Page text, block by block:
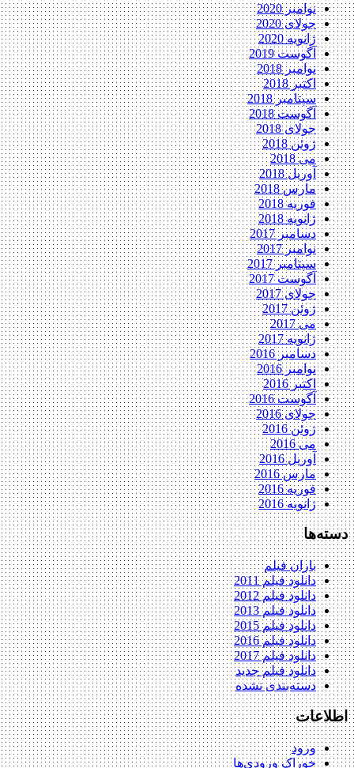
نوامبر 2020
جولای 2020
ژانویه 2020
آگوست 2019
نوامبر 2018
اکتبر 2018
سپتامبر 2018
آگوست 2018
جولای 2018
ژوئن 2018
می 2018
آوریل 2018
مارس 2018
فوریه 2018
ژانویه 2018
دسامبر 2017
نوامبر 2017
سپتامبر 2017
آگوست 2017
جولای 2017
ژوئن 2017
می 2017
ژانویه 2017
دسامبر 2016
نوامبر 2016
اکتبر 2016
آگوست 2016
جولای 2016
ژوئن 2016
می 2016
آوریل 2016
مارس 2016
فوریه 2016
ژانویه 2016
دسته‌ها
باران فیلم
دانلود فیلم 2011
دانلود فیلم 2012
دانلود فیلم 2013
دانلود فیلم 2015
دانلود فیلم 2016
دانلود فیلم 2017
دانلود فیلم جدید
دسته‌بندی نشده
اطلاعات
ورود
خوراک ورودی‌ها